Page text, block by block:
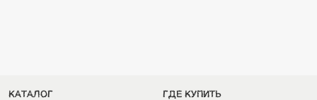
КАТАЛОГ
ГДЕ КУПИТЬ